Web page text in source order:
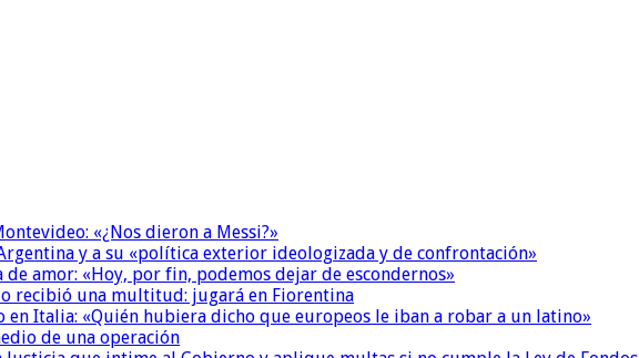
«¿Nos dieron a Messi?»
y a su «política exterior ideologizada y de confrontación»
amor: «Hoy, por fin, podemos dejar de escondernos»
recibió una multitud: jugará en Fiorentina
Italia: «Quién hubiera dicho que europeos le iban a robar a un latino»
de una operación